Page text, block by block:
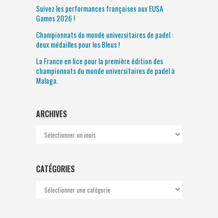
Suivez les performances françaises aux EUSA
Games 2026 !
Championnats du monde universitaires de padel :
deux médailles pour les Bleus !
La France en lice pour la première édition des
championnats du monde universitaires de padel à
Malaga.
ARCHIVES
Archives
CATÉGORIES
Catégories